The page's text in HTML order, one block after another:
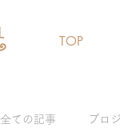
全ての記事 プロ
TOP